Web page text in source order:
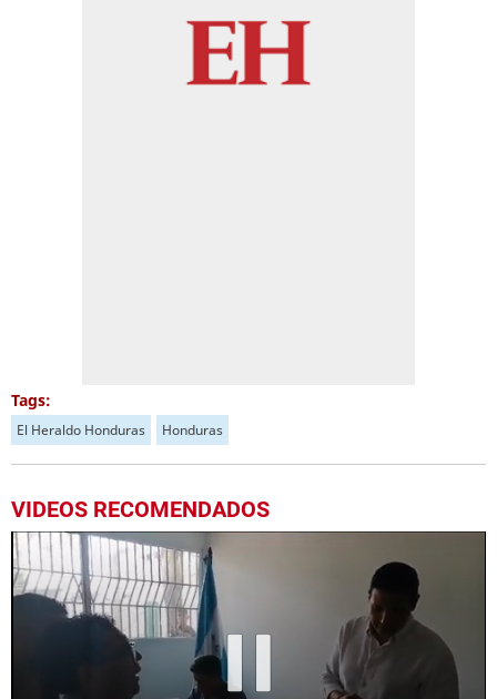
Tags:
El Heraldo Honduras Honduras
VIDEOS RECOMENDADOS